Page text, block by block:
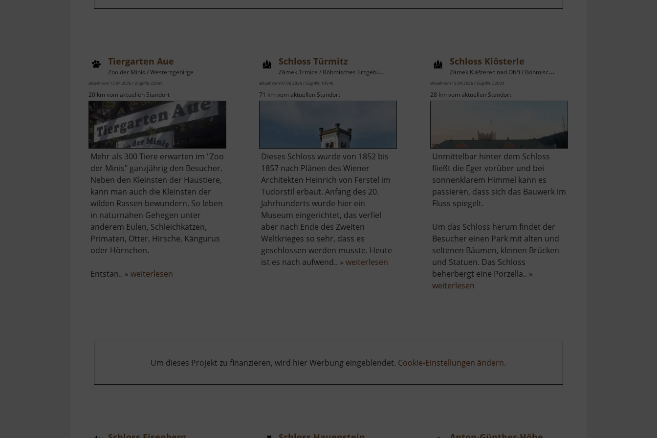
Tiergarten Aue
Zoo der Minis / Westerzgebirge
aktuell vom 13.04.2026 / Zugriffe: 22060
20 km vom aktuellen Standort
Mehr als 300 Tiere erwarten im "Zoo
der Minis" ganzjährig den Besucher.
Neben den Kleinsten der Haustiere,
kann man auch die Kleinsten der
wilden Rassen bewundern. So leben
in naturnahen Gehegen unter
anderem Eulen, Schleichkatzen,
Primaten, Otter, Hirsche, Kängurus
oder Hörnchen.
Entstan.. » weiterlesen
Schloss Türmitz
Zámek Trmice / Böhmisches Erzgebirge
aktuell vom 07.06.2026 / Zugriffe: 10546
71 km vom aktuellen Standort
Dieses Schloss wurde von 1852 bis
1857 nach Plänen des Wiener
Architekten Heinrich von Ferstel im
Tudorstil erbaut. Anfang des 20.
Jahrhunderts wurde hier ein
Museum eingerichtet, das verfiel
aber nach Ende des Zweiten
Weltkrieges so sehr, dass es
geschlossen werden musste. Heute
ist es nach aufwend.. »weiterlesen
Schloss Klösterle
Zámek Klášterec nad Ohří / Böhmisches Erzgebirge
aktuell vom 13.04.2026 / Zugriffe: 32603
28 km vom aktuellen Standort
Unmittelbar hinter dem Schloss
fließt die Eger vorüber und bei
sonnenklarem Himmel kann es
passieren, dass sich das Bauwerk im
Fluss spiegelt.
Um das Schloss herum findet der
Besucher einen Park mit alten und
seltenen Bäumen, kleinen Brücken
und Statuen. Das Schloss
beherbergt eine Porzella.. »
weiterlesenüber
Um dieses Projekt zu finanzieren, wird hier Werbung eingeblendet. Cookie-Einstellungen ändern.